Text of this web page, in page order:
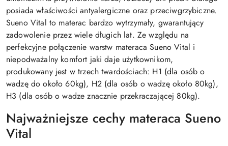
posiada właściwości antyalergiczne oraz przeciwgrzybiczne.
Sueno Vital to materac bardzo wytrzymały, gwarantujący
zadowolenie przez wiele długich lat. Ze względu na
perfekcyjne połączenie warstw materaca Sueno Vital i
niepodważalny komfort jaki daje użytkownikom,
produkowany jest w trzech twardościach: H1 (dla osób o
wadzę do około 60kg), H2 (dla osób o wadzę około 80kg),
H3 (dla osób o wadze znacznie przekraczającej 80kg).
Najważniejsze cechy materaca Sueno
Vital